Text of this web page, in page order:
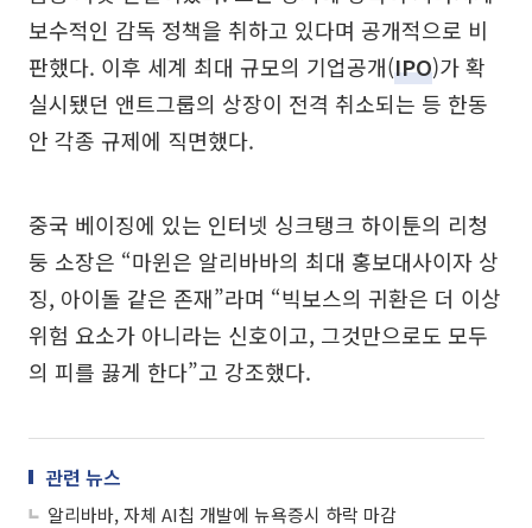
보수적인 감독 정책을 취하고 있다며 공개적으로 비
판했다. 이후 세계 최대 규모의 기업공개(IPO)가 확
실시됐던 앤트그룹의 상장이 전격 취소되는 등 한동
안 각종 규제에 직면했다.
중국 베이징에 있는 인터넷 싱크탱크 하이툰의 리청
둥 소장은 “마윈은 알리바바의 최대 홍보대사이자 상
징, 아이돌 같은 존재”라며 “빅보스의 귀환은 더 이상
위험 요소가 아니라는 신호이고, 그것만으로도 모두
의 피를 끓게 한다”고 강조했다.
관련 뉴스
알리바바, 자체 AI칩 개발에 뉴욕증시 하락 마감